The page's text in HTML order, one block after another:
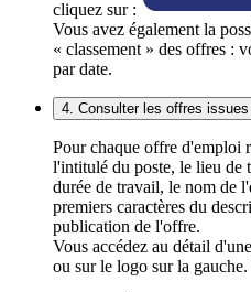
cliquez sur :
Vous avez également la
« classement » des offres :
par date.
4. Consulter les offres
Pour chaque offre d'emploi
l'intitulé du poste, le lieu de
durée de travail, le nom de
premiers caractères du
publication de l'offre.
Vous accédez au détail
ou sur le logo sur la